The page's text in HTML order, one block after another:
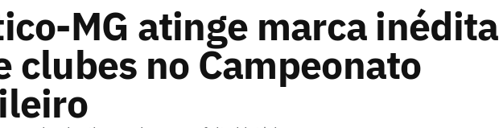
MG atinge marca inédita
clubes no Campeonato